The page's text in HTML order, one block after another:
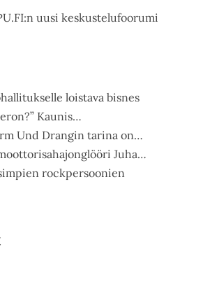
uusi keskustelufoorumi
loistava bisnes
Kaunis…
Und Drangin tarina on…
Juha…
rockpersoonien